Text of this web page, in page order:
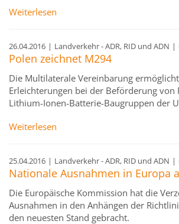
Weiterlesen
26.04.2016 | Landverkehr - ADR, RID und ADN |
Polen zeichnet M294
Die Multilaterale Vereinbarung
Erleichterungen bei der Beförderung
Lithium-Ionen-Batterie-Baugruppen der
Weiterlesen
25.04.2016 | Landverkehr - ADR, RID und ADN |
Nationale Ausnahmen in Europa
Die Europäische Kommission hat die
Ausnahmen in den Anhängen der
den neuesten Stand gebracht.